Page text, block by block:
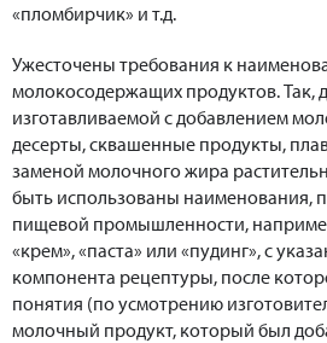
«пломбирчик» и т.д.
Ужесточены требования к
молокосодержащих продуктов. Так,
изготавливаемой с добавлением
десерты, сквашенные продукты,
заменой молочного жира
быть использованы наименования,
пищевой промышленности,
«крем», «паста» или «пудинг», с
компонента рецептуры, после
понятия (по усмотрению
молочный продукт, который был